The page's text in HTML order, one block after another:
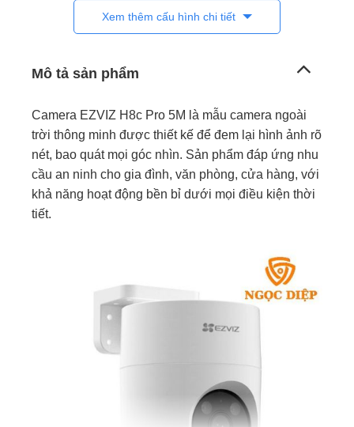
Mic & Loa tích hợp, đàm thoại 2 chiều,
Chuẩn nén
video
H.265 / H.264
Kết nối mạng
Wi-Fi IEEE802.11 b/g/n (2.4GHz), hỗ trợ
DC 12V / 1A
-30°C đến 60°C
Xem thêm cấu hình chi tiết
Mô tả sản phẩm
Camera EZVIZ H8c Pro 5M là mẫu camera ngoài
trời thông minh được thiết kế để đem lại hình ảnh rõ
nét, bao quát mọi góc nhìn. Sản phẩm đáp ứng nhu
cầu an ninh cho gia đình, văn phòng, cửa hàng, với
khả năng hoạt động bền bỉ dưới mọi điều kiện thời
tiết.